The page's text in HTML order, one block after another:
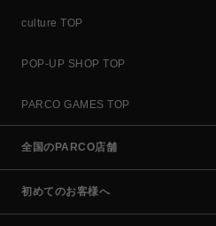
culture TOP
POP-UP SHOP TOP
PARCO GAMES TOP
全国のPARCO店舗
初めてのお客様へ